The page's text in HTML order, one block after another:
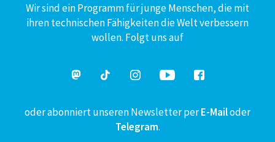
Wir sind ein Programm für junge Menschen, die mit
ihren technischen Fähigkeiten die Welt verbessern
wollen. Folgt uns auf
oder abonniert unseren Newsletter perE-Mailoder
Telegram.